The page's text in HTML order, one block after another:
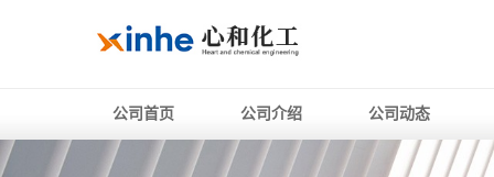
公司首页 公司介绍 公司动态